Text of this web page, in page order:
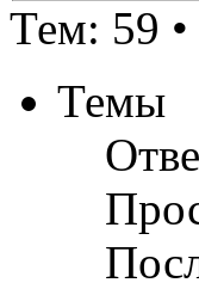
Тем: 59 •
Темы